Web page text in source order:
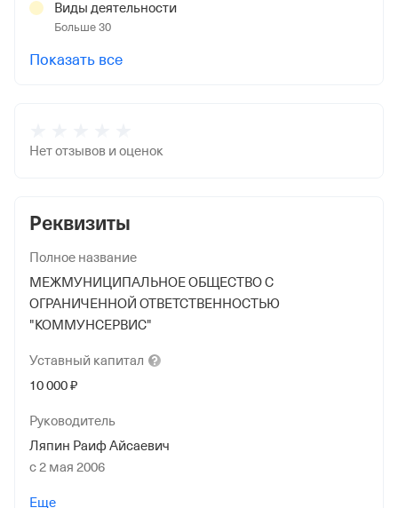
Реквизиты
Полное название
МЕЖМУНИЦИПАЛЬНОЕ ОБЩЕСТВО С
ОГРАНИЧЕННОЙ ОТВЕТСТВЕННОСТЬЮ
"КОММУНСЕРВИС"
Уставный капитал
10 000 ₽
Руководитель
Ляпин Раиф Айсаевич
с 2 мая 2006
Еще
Виды деятельности
Больше 30
Показать все
Нет отзывов и оценок